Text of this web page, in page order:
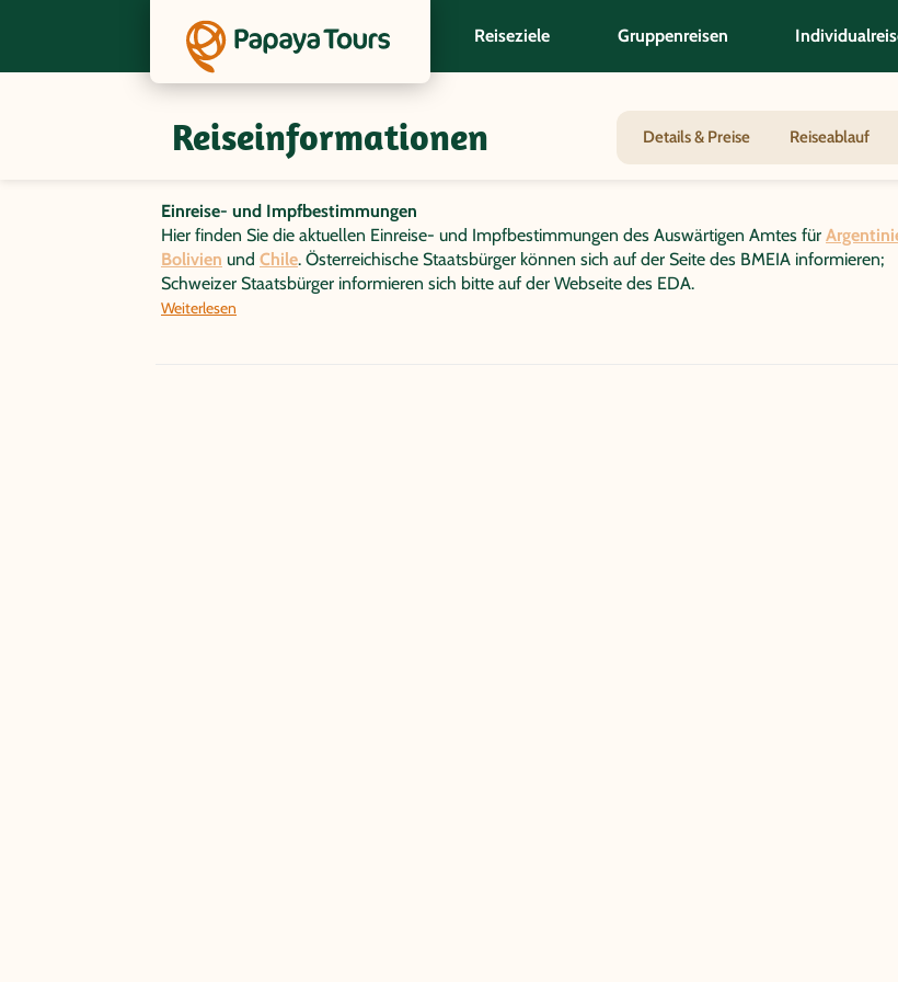
Reiseziele Gruppenreisen
Reiseinformationen Details & Preise Reiseablauf
Wichtige Infos zur Gruppenreise Argentinien/Bolivien/Chile -
Einreise- und Impfbestimmungen
Hier finden Sie die aktuellen Einreise- und Impfbestimmungen des Auswärtigen Amtes für
Bolivien und Chile. Österreichische Staatsbürger können sich auf der Seite des BMEIA informieren;
Schweizer Staatsbürger informieren sich bitte auf der Webseite des EDA.
Weiterlesen